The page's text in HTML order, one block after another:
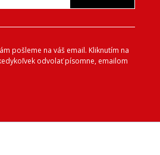
pošleme na váš email. Kliknutím na
odvolať písomne, emailom